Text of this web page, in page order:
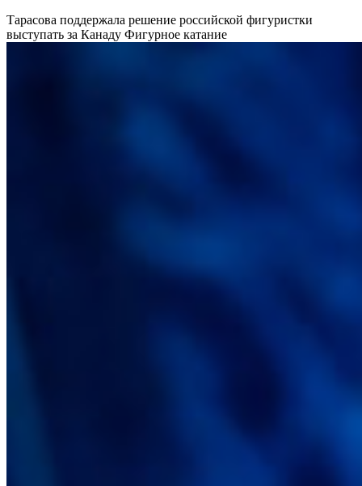
Тарасова поддержала решение российской фигуристки
выступать за Канаду Фигурное катание